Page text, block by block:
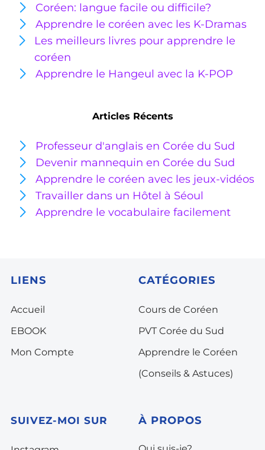
Coréen: langue facile ou difficile?
Apprendre le coréen avec les K-Dramas
Les meilleurs livres pour apprendre le
coréen
Apprendre le Hangeul avec la K-POP
Articles Récents
Professeur d'anglais en Corée du Sud
Devenir mannequin en Corée du Sud
Apprendre le coréen avec les jeux-vidéos
Travailler dans un Hôtel à Séoul
Apprendre le vocabulaire facilement
LIENS
Accueil
EBOOK
Mon Compte
CATÉGORIES
Cours de Coréen
PVT Corée du Sud
Apprendre le Coréen
(Conseils & Astuces)
SUIVEZ-MOI SUR À PROPOS